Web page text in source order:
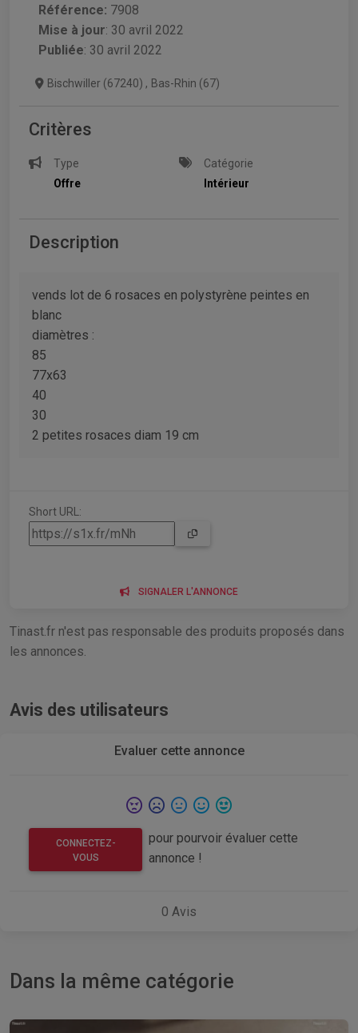
Référence: 7908
Mise à jour: 30 avril 2022
Publiée: 30 avril 2022
Bischwiller (67240) , Bas-Rhin (67)
Critères
Type
Offre
Catégorie
Intérieur
Description
vends lot de 6 rosaces en polystyrène peintes en
blanc
diamètres :
85
77x63
40
30
2 petites rosaces diam 19 cm
Short URL:
SIGNALER L'ANNONCE
Tinast.fr n'est pas responsable des produits proposés dans
les annonces.
Avis des utilisateurs
Evaluer cette annonce
CONNECTEZ-
VOUS
pour pourvoir évaluer cette
annonce !
0 Avis
Dans la même catégorie